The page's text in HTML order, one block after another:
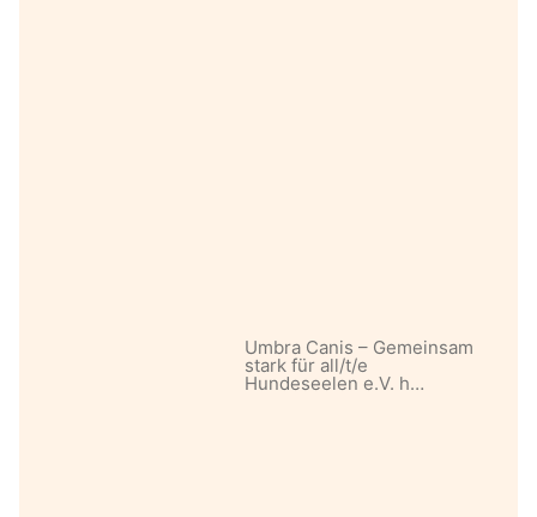
Umbra Canis – Gemeinsam
stark für all/t/e
Hundeseelen e.V. h…